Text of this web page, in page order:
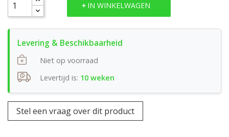
IN WINKELWAGEN
Niet op voorraad
Levertijd is: 10 weken
Stel een vraag over dit product